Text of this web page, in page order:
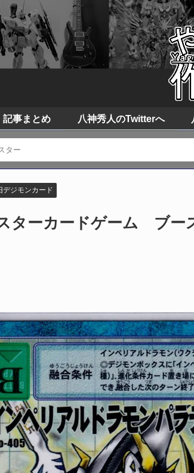
記事まとめ 八神秀人のTwitterへ
ター
デジモンカード
ターカードゲーム ブー